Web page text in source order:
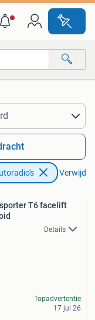
T6 facelift
Details
Topadvertentie
17 jul 26